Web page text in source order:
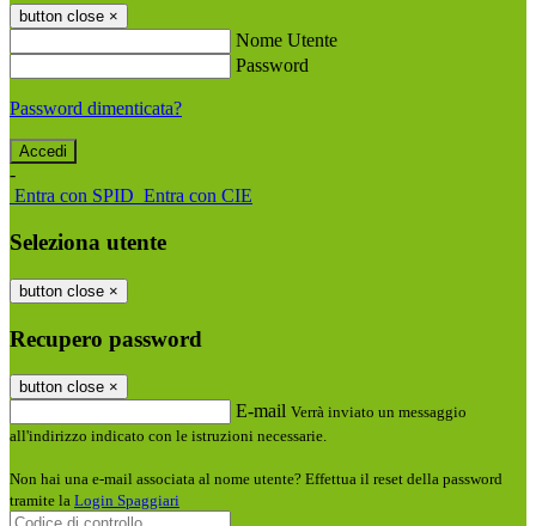
button close ×
Nome Utente
Password
Password dimenticata?
-
Entra con SPID Entra con CIE
Seleziona utente
button close ×
Recupero password
button close ×
E-mail Verrà inviato un messaggio
all'indirizzo indicato con le istruzioni necessarie.
Non hai una e-mail associata al nome utente? Effettua il reset della password
tramite la Login Spaggiari